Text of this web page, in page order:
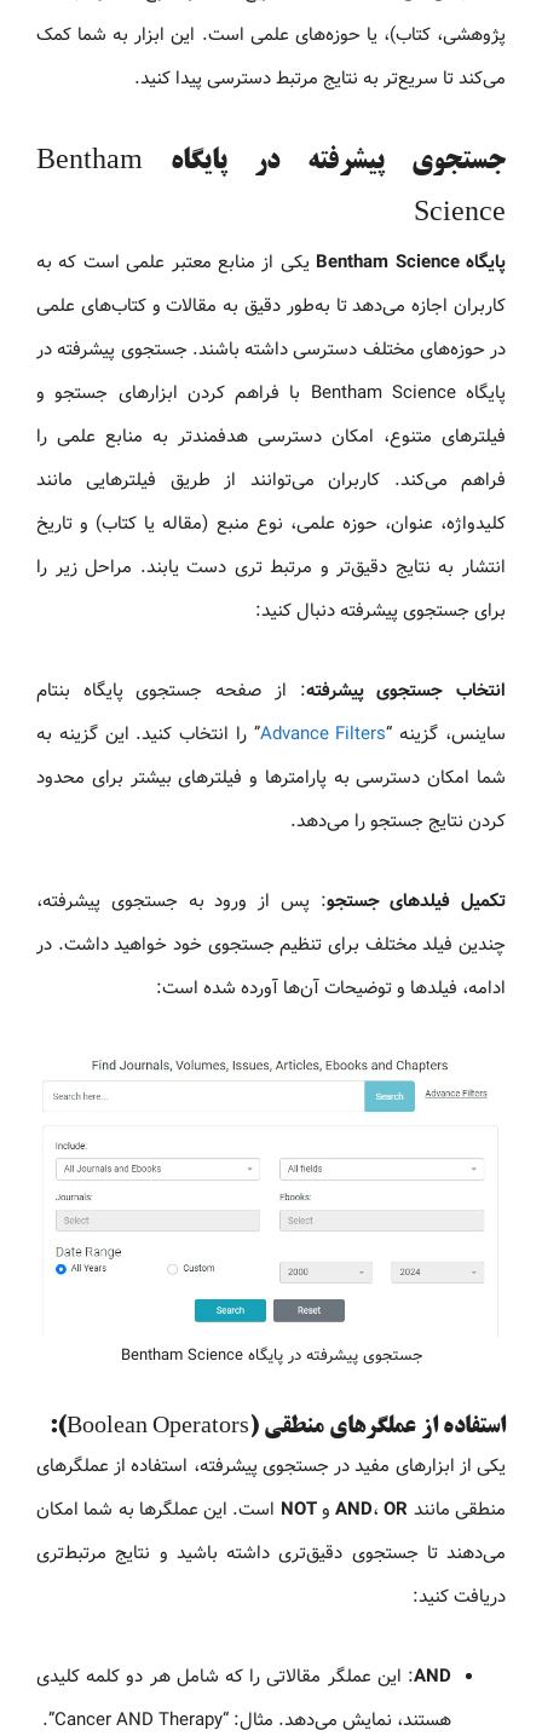
پژوهشی، کتاب)، یا حوزه‌های علمی است. این ابزار به شما کمک
می‌کند تا سریع‌تر به نتایج مرتبط دسترسی پیدا کنید.
جستجوی پیشرفته در پایگاه Bentham
Science
پایگاه Bentham Science
یکی از منابع معتبر علمی است که به
کاربران اجازه می‌دهد تا به‌طور دقیق به مقالات و کتاب‌های علمی
در حوزه‌های مختلف دسترسی داشته باشند. جستجوی پیشرفته در
پایگاه Bentham Science با فراهم کردن ابزارهای جستجو و
فیلترهای متنوع، امکان دسترسی هدفمندتر به منابع علمی را
فراهم می‌کند. کاربران می‌توانند از طریق فیلترهایی مانند
کلیدواژه، عنوان، حوزه علمی، نوع منبع (مقاله یا کتاب) و تاریخ
انتشار به نتایج دقیق‌تر و مرتبط‌ تری دست یابند. مراحل زیر را
برای جستجوی پیشرفته دنبال کنید:
انتخاب جستجوی پیشرفته: از صفحه جستجوی پایگاه بنتام
ساینس، گزینه “Advance Filters” را انتخاب کنید. این گزینه به
شما امکان دسترسی به پارامترها و فیلترهای بیشتر برای محدود
کردن نتایج جستجو را می‌دهد.
تکمیل فیلدهای جستجو: پس از ورود به جستجوی پیشرفته،
چندین فیلد مختلف برای تنظیم جستجوی خود خواهید داشت. در
ادامه، فیلدها و توضیحات آن‌ها آورده شده است:
جستجوی پیشرفته در پایگاه Bentham Science
استفاده از عملگرهای منطقی (Boolean Operators):
یکی از ابزارهای مفید در جستجوی پیشرفته، استفاده از عملگرهای
منطقی مانند
AND،OR وNOT است. این عملگرها به شما امکان
می‌دهند تا جستجوی دقیق‌تری داشته باشید و نتایج مرتبط‌تری
دریافت کنید:
AND: این عملگر مقالاتی را که شامل هر دو کلمه کلیدی
هستند، نمایش می‌دهد. مثال: “Cancer AND Therapy”.